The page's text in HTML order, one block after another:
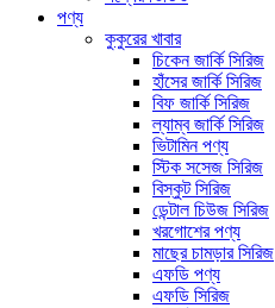
পণ্য
কুকুরের খাবার
চিকেন জার্কি সিরিজ
হাঁসের জার্কি সিরিজ
বিফ জার্কি সিরিজ
ল্যাম্ব জার্কি সিরিজ
ভিটামিন পণ্য
স্টিক সসেজ সিরিজ
বিস্কুট সিরিজ
ডেন্টাল চিউজ সিরিজ
খরগোশের পণ্য
মাছের চামড়ার সিরিজ
এফডি পণ্য
এফডি সিরিজ